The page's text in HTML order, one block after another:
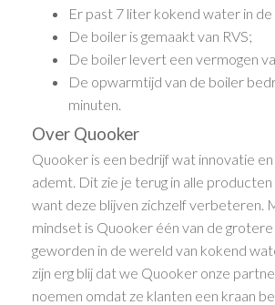
Er past 7 liter kokend water in
De boiler is gemaakt van RVS;
De boiler levert een vermogen
De opwarmtijd van de boiler
minuten.
Over Quooker
Quooker is een bedrijf wat innovatie
ademt. Dit zie je terug in alle
want deze blijven zichzelf verbeteren.
mindset is Quooker één van de
geworden in de wereld van kokend
zijn erg blij dat we Quooker onze
noemen omdat ze klanten een kraan